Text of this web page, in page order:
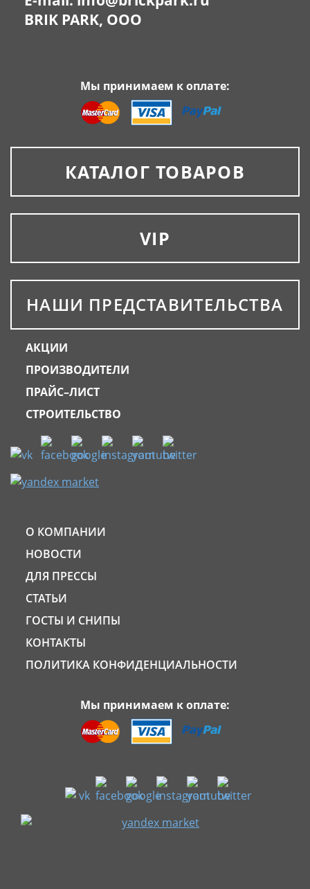
BRIK PARK, OOO
Мы принимаем к оплате:
КАТАЛОГ ТОВАРОВ
VIP
НАШИ ПРЕДСТАВИТЕЛЬСТВА
АКЦИИ
ПРОИЗВОДИТЕЛИ
ПРАЙС–ЛИСТ
СТРОИТЕЛЬСТВО
О КОМПАНИИ
НОВОСТИ
ДЛЯ ПРЕССЫ
СТАТЬИ
ГОСТЫ И СНИПЫ
КОНТАКТЫ
ПОЛИТИКА КОНФИДЕНЦИАЛЬНОСТИ
Мы принимаем к оплате: